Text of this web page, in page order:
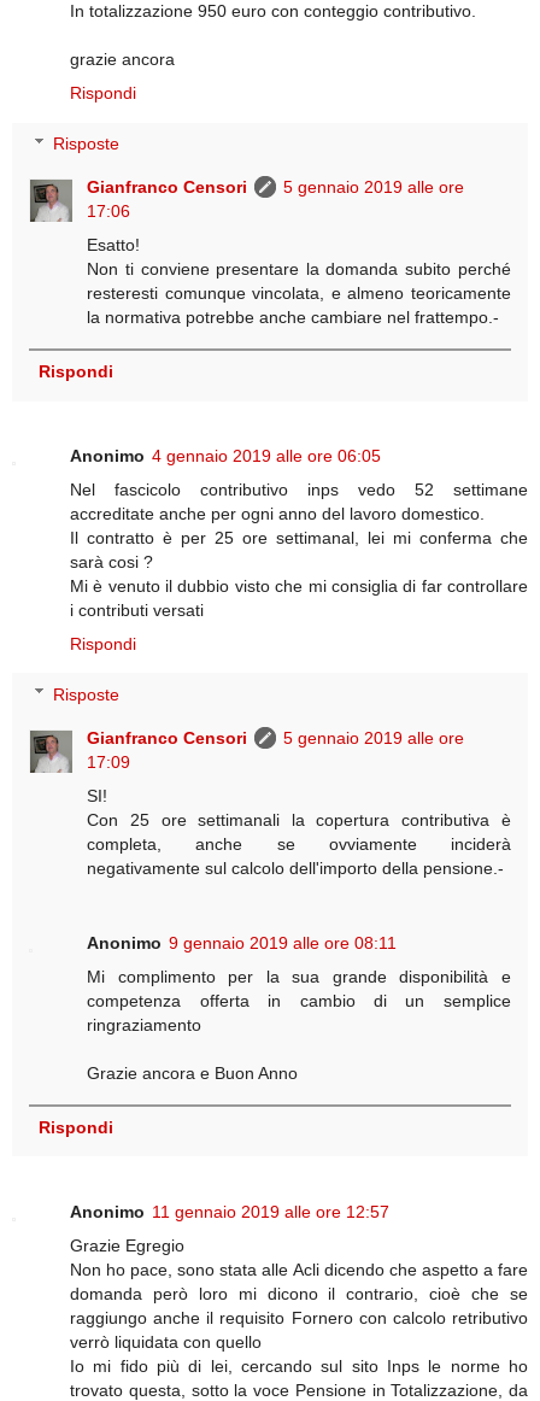
In totalizzazione 950 euro con conteggio contributivo.
grazie ancora
Rispondi
Risposte
Gianfranco Censori
5 gennaio 2019 alle ore
17:06
Esatto!
Non ti conviene presentare la domanda subito perché
resteresti comunque vincolata, e almeno teoricamente
la normativa potrebbe anche cambiare nel frattempo.-
Rispondi
Anonimo 4 gennaio 2019 alle ore 06:05
Nel fascicolo contributivo inps vedo 52 settimane
accreditate anche per ogni anno del lavoro domestico.
Il contratto è per 25 ore settimanal, lei mi conferma che
sarà cosi ?
Mi è venuto il dubbio visto che mi consiglia di far controllare
i contributi versati
Rispondi
Risposte
Gianfranco Censori
5 gennaio 2019 alle ore
17:09
SI!
Con 25 ore settimanali la copertura contributiva è
completa, anche se ovviamente inciderà
negativamente sul calcolo dell'importo della pensione.-
Anonimo 9 gennaio 2019 alle ore 08:11
Mi complimento per la sua grande disponibilità e
competenza offerta in cambio di un semplice
ringraziamento
Grazie ancora e Buon Anno
Rispondi
Anonimo 11 gennaio 2019 alle ore 12:57
Grazie Egregio
Non ho pace, sono stata alle Acli dicendo che aspetto a fare
domanda però loro mi dicono il contrario, cioè che se
raggiungo anche il requisito Fornero con calcolo retributivo
verrò liquidata con quello
Io mi fido più di lei, cercando sul sito Inps le norme ho
trovato questa, sotto la voce Pensione in Totalizzazione, da